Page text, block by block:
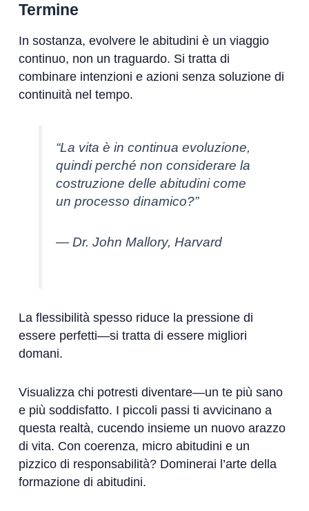
Termine
In sostanza, evolvere le abitudini è un viaggio
continuo, non un traguardo. Si tratta di
combinare intenzioni e azioni senza soluzione di
continuità nel tempo.
“La vita è in continua evoluzione,
quindi perché non considerare la
costruzione delle abitudini come
un processo dinamico?”
— Dr. John Mallory, Harvard
La flessibilità spesso riduce la pressione di
essere perfetti—si tratta di essere migliori
domani.
Visualizza chi potresti diventare—un te più sano
e più soddisfatto. I piccoli passi ti avvicinano a
questa realtà, cucendo insieme un nuovo arazzo
di vita. Con coerenza, micro abitudini e un
pizzico di responsabilità? Dominerai l’arte della
formazione di abitudini.